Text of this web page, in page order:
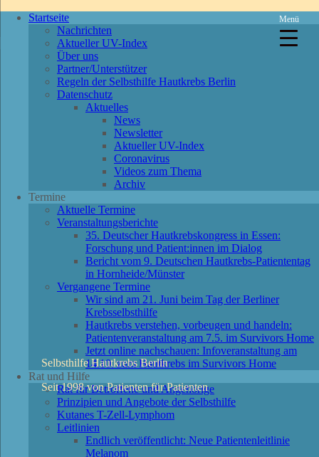
Startseite
Nachrichten
Aktueller UV-Index
Über uns
Partner/Unterstützer
Regeln der Selbsthilfe Hautkrebs Berlin
Datenschutz
Aktuelles
News
Newsletter
Aktueller UV-Index
Coronavirus
Videos zum Thema
Archiv
Termine
Aktuelle Termine
Veranstaltungsberichte
35. Deutscher Hautkrebskongress in Essen:
Forschung und Patient:innen im Dialog
Bericht vom 9. Deutschen Hautkrebs-Patiententag
in Hornheide/Münster
Vergangene Termine
Wir sind am 21. Juni beim Tag der Berliner
Krebsselbsthilfe
Hautkrebs verstehen, vorbeugen und handeln:
Patientenveranstaltung am 7.5. im Survivors Home
Jetzt online nachschauen: Infoveranstaltung am
14.10. zum Hautkrebs im Survivors Home
Rat und Hilfe
Rat für Betroffene und Angehörige
Prinzipien und Angebote der Selbsthilfe
Kutanes T-Zell-Lymphom
Leitlinien
Endlich veröffentlicht: Neue Patientenleitlinie
Melanom
Selbsthilfe Hautkrebs Berlin
Seit 1998 von Patienten für Patienten
Menü